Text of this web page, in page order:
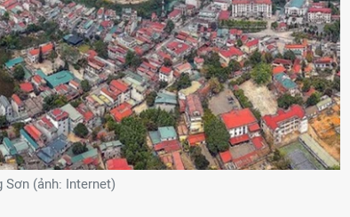
Sơn (ảnh: Internet)